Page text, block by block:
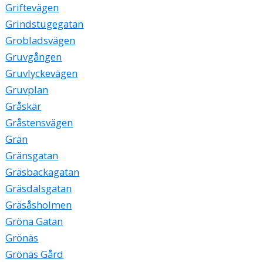
Griftevägen
Grindstugegatan
Grobladsvägen
Gruvgången
Gruvlyckevägen
Gruvplan
Gråskär
Gråstensvägen
Grän
Gränsgatan
Gräsbackagatan
Gräsdalsgatan
Gräsåsholmen
Gröna Gatan
Grönäs
Grönäs Gård